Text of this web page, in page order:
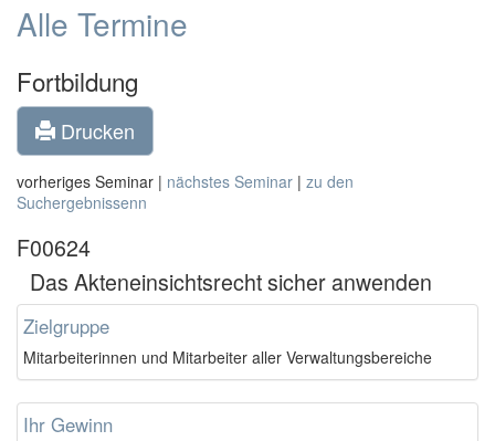
Alle Termine
Fortbildung
Drucken
vorheriges Seminar | nächstes Seminar | zu den
Suchergebnissenn
F00624
Das Akteneinsichtsrecht sicher anwenden
Zielgruppe
Mitarbeiterinnen und Mitarbeiter aller Verwaltungsbereiche
Ihr Gewinn